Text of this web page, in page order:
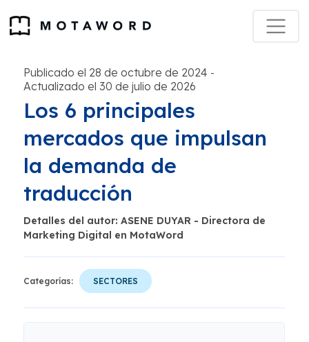
Publicado el 28 de octubre de 2024 -
Actualizado el 30 de julio de 2026
Los 6 principales
mercados que impulsan
la demanda de
traducción
Detalles del autor: ASENE DUYAR - Directora de
Marketing Digital en MotaWord
Categorías: SECTORES